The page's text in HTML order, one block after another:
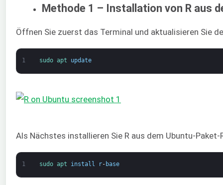
Methode 1 – Installation von R aus
Öffnen Sie zuerst das Terminal und aktualisieren Sie
1 sudo apt update
Als Nächstes installieren Sie R aus dem Ubuntu-
1 sudo apt install r- base